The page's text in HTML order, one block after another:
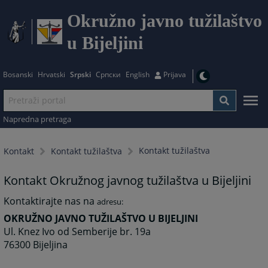
Okružno javno tužilaštvo
u Bijeljini
Bosanski Hrvatski Srpski Српски English Prijava
Napredna pretraga
Kontakt Kontakt tužilaštva Kontakt tužilaštva
Kontakt Okružnog javnog tužilaštva u Bijeljini
Kontaktirajte nas naadresu:
OKRUŽNO JAVNO TUŽILAŠTVO U BIJELJINI
Ul. Knez Ivo od Semberije br. 19a
76300 Bijeljina